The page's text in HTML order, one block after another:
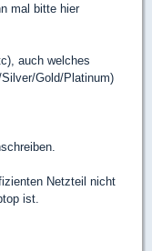
mal bitte hier
auch welches
Gold/Platinum)
Netzteil nicht
ist.